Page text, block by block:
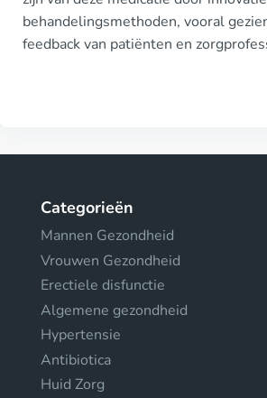
behandelingsmethoden, vooral
feedback van patiënten en
Categorieën
Mannen Gezondheid
Vrouwen Gezondheid
Erectiele disfunctie
Algemene gezondheid
Hypertensie
Antibiotica
Huid Zorg